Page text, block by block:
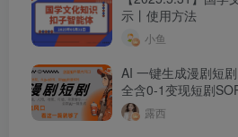
示丨使用方法
小鱼
AI 一键生成漫剧短
全含0-1变现短剧
露西